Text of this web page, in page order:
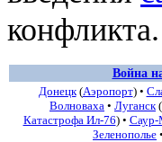
конфликта.
Война
Донецк (Аэропорт) •
Волноваха • Луганск (
Катастрофа Ил-76) • Саур-
Зеленополье •